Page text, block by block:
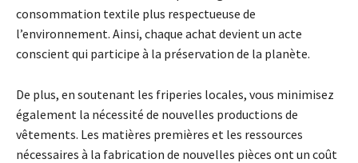
consommation textile plus respectueuse de
l’environnement. Ainsi, chaque achat devient un acte
conscient qui participe à la préservation de la planète.
De plus, en soutenant les friperies locales, vous minimisez
également la nécessité de nouvelles productions de
vêtements. Les matières premières et les ressources
nécessaires à la fabrication de nouvelles pièces ont un coût